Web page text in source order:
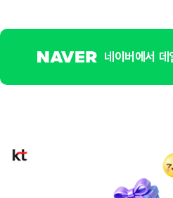
네이버에서 데